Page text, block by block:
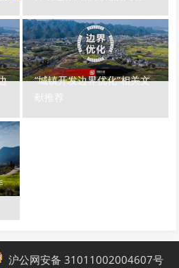
“城镇开发边界优化”相关文
献推荐
沪公网安备 31011002004607号